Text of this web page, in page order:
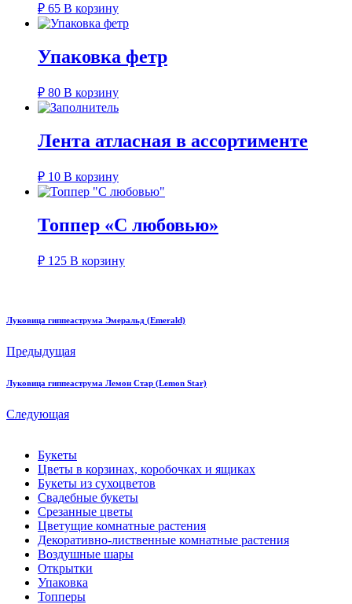
₽ 65 В корзину
Упаковка фетр
₽ 80 В корзину
Лента атласная в ассортименте
₽ 10 В корзину
Топпер «С любовью»
₽ 125 В корзину
Луковица гиппеаструма Эмеральд (Emerald)
Предыдущая
Луковица гиппеаструма Лeмон Cтар (Lemon Star)
Следующая
Букеты
Цветы в корзинах, коробочках и ящиках
Букеты из сухоцветов
Свадебные букеты
Срезанные цветы
Цветущие комнатные растения
Декоративно-лиственные комнатные растения
Воздушные шары
Открытки
Упаковка
Топперы